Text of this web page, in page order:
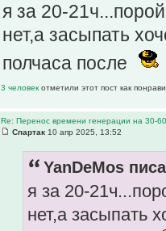
я за 20-
нет,а засыпать
полчаса после
3 человек отметили этот пост как
Re: Перенос времени генерации на 30-
Спартак 10 апр 2025, 13:52
YanDeMos
я за 20-
нет,а засыпать